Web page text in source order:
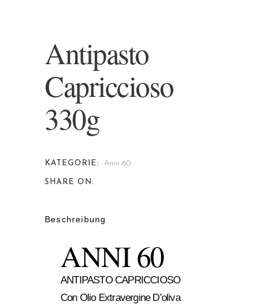
Antipasto
Capriccioso
330g
KATEGORIE: Anni 60
SHARE ON:
Beschreibung
ANNI 60
ANTIPASTO CAPRICCIOSO
Con Olio Extravergine D’oliva